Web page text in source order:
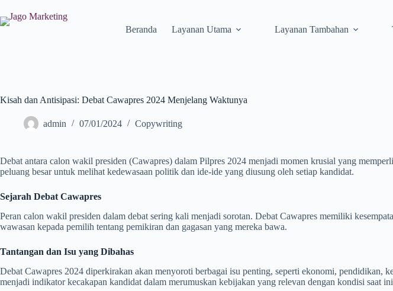
Beranda Layanan Utama Layanan Tambahan
Kisah dan Antisipasi: Debat Cawapres 2024 Menjelang Waktunya
admin 07/01/2024 Copywriting
Debat antara calon wakil presiden (Cawapres) dalam Pilpres 2024 menjadi momen krusial yang
peluang besar untuk melihat kedewasaan politik dan ide-ide yang diusung oleh setiap kandidat.
Sejarah Debat Cawapres
Peran calon wakil presiden dalam debat sering kali menjadi sorotan. Debat Cawapres memiliki
wawasan kepada pemilih tentang pemikiran dan gagasan yang mereka bawa.
Tantangan dan Isu yang Dibahas
Debat Cawapres 2024 diperkirakan akan menyoroti berbagai isu penting, seperti ekonomi, pendidikan,
menjadi indikator kecakapan kandidat dalam merumuskan kebijakan yang relevan dengan kondisi saat